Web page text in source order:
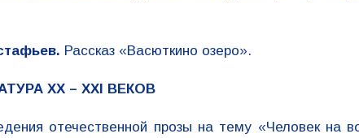
Рассказ «Васюткино озеро».
XX – XXI ВЕКОВ
отечественной прозы на тему «Человек на